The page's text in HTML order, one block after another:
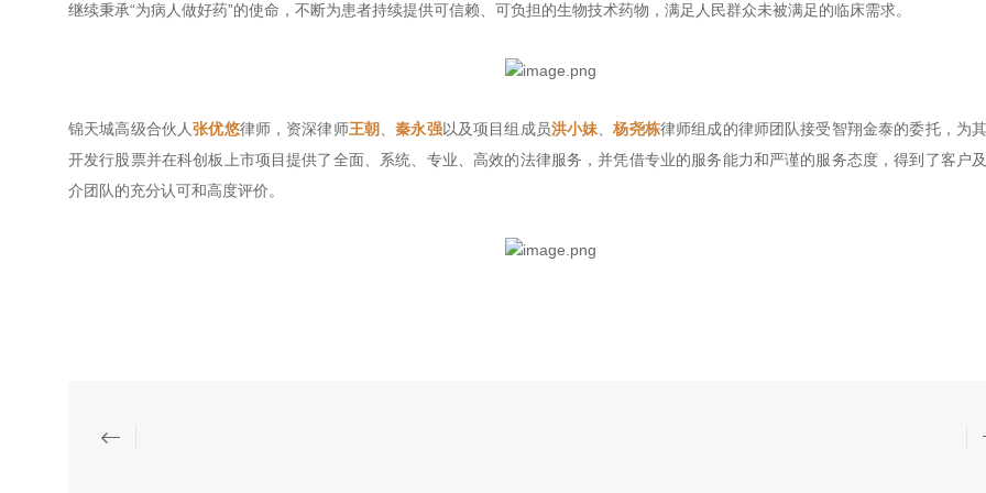
继续秉承“为病人做好药”的使命，不断为患者持续提供可信赖、可负担的生物技术药物，满足人民群众未被满足的临床需求。
锦天城高级合伙人张优悠律师，资深律师王朝 、秦永强以及项目组成员洪小妹 、杨尧栋律师组成的律师团队接受智翔金泰的委托，为
开发行股票并在科创板上市项目提供了全面、系统、专业、高效的法律服务，并凭借专业的服务能力和严谨的服务态度，得到了客户
介团队的充分认可和高度评价。